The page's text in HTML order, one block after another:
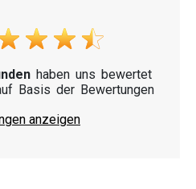
haben uns bewertet
Basis der Bewertungen
anzeigen